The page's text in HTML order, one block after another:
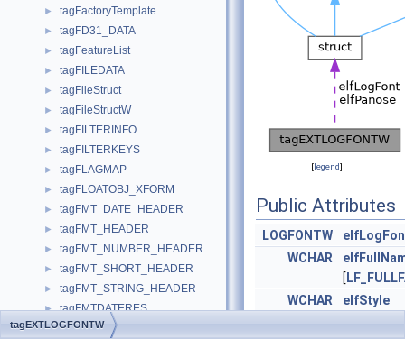
► tagFactoryTemplate
► tagFD31_DATA
► tagFeatureList
► tagFILEDATA
► tagFileStruct
► tagFileStructW
► tagFILTERINFO
► tagFILTERKEYS
► tagFLAGMAP
► tagFLOATOBJ_XFORM
► tagFMT_DATE_HEADER
► tagFMT_HEADER
► tagFMT_NUMBER_HEADER
► tagFMT_SHORT_HEADER
► tagFMT_STRING_HEADER
► tagFMTDATERES
► tagFMTRES
[legend]
Public Attributes
LOGFONTW
WCHAR
[
WCHAR
elfStyle
tagEXTLOGFONTW